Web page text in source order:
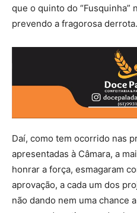
que o quinto do “Fusquinha”
prevendo a fragorosa derrota.
Daí, como tem ocorrido nas
apresentadas à Câmara, a
honrar a força, esmagaram
aprovação, a cada um dos
não dando nem uma chance